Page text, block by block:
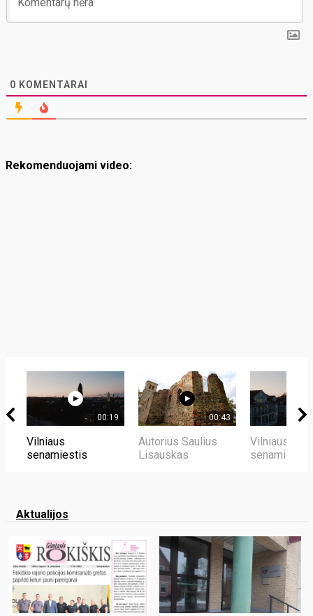
0 KOMENTARAI
Rekomenduojami video:
00:19
Vilniaus
senamiestis
00:43
Autorius Saulius
Lisauskas
Vilniaus
senamiestis
Aktualijos